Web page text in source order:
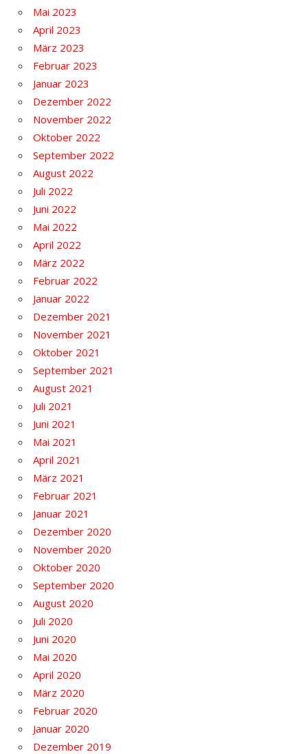
Mai 2023
April 2023
März 2023
Februar 2023
Januar 2023
Dezember 2022
November 2022
Oktober 2022
September 2022
August 2022
Juli 2022
Juni 2022
Mai 2022
April 2022
März 2022
Februar 2022
Januar 2022
Dezember 2021
November 2021
Oktober 2021
September 2021
August 2021
Juli 2021
Juni 2021
Mai 2021
April 2021
März 2021
Februar 2021
Januar 2021
Dezember 2020
November 2020
Oktober 2020
September 2020
August 2020
Juli 2020
Juni 2020
Mai 2020
April 2020
März 2020
Februar 2020
Januar 2020
Dezember 2019